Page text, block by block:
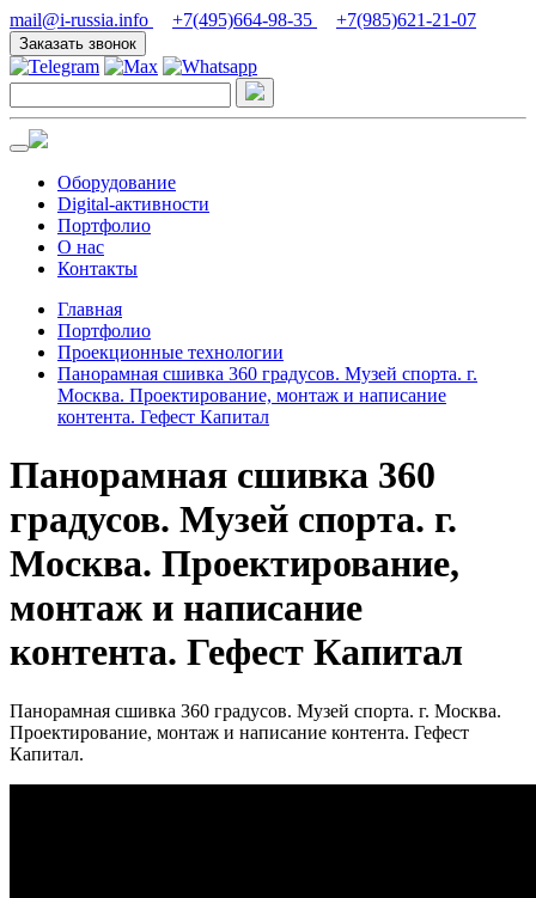
mail@i-russia.info +7(495)664-98-35 +7(985)621-21-07
Заказать звонок
Оборудование
Digital-активности
Портфолио
О нас
Контакты
Главная
Портфолио
Проекционные технологии
Панорамная сшивка 360 градусов. Музей спорта. г.
Москва. Проектирование, монтаж и написание
контента. Гефест Капитал
Панорамная сшивка 360
градусов. Музей спорта. г.
Москва. Проектирование,
монтаж и написание
контента. Гефест Капитал
Панорамная сшивка 360 градусов. Музей спорта. г. Москва.
Проектирование, монтаж и написание контента. Гефест
Капитал.